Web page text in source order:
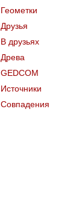
Геометки
Друзья
В друзьях
Древа
GEDCOM
Источники
Совпадения